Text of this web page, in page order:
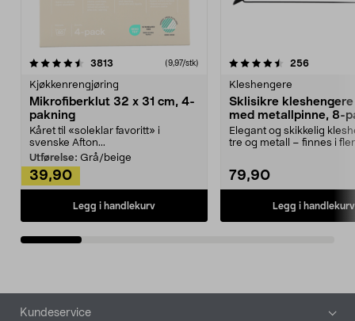
3813 anmeldelser(9,97/stk)
Kjøkkenrengjøring
Mikrofiberklut 32 x 31 cm, 4-
pakning
Kåret til «soleklar favoritt» i
svenske Afton...
Utførelse: Grå/beige
39,90
Legg i handlekurv
4.5av 5 stjerner 256
Kleshengere
Sklisikre
med metallpinne, 8-
Elegant og skikkelig
tre og metall – finnes i
79,90
Legg i handlekurv
4.5av 5 stjerner
Bunntekst
Kundeservice